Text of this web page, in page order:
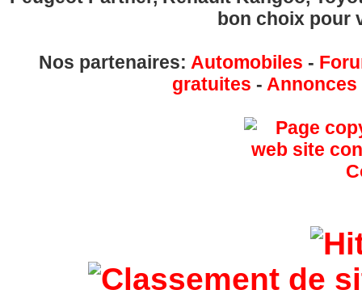
bon choix pour
Nos partenaires: Automobiles -
gratuites -